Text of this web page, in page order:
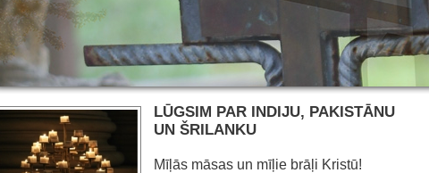
LŪGSIM PAR INDIJU, PAKISTĀNU
UN ŠRILANKU
Mīļās māsas un mīļie brāļi Kristū!